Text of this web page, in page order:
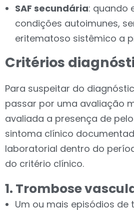
SAF secundária: quando
condições autoimunes,
eritematoso sistêmico a
Critérios
Para suspeitar do
passar por uma avaliação
avaliada a presença de
sintoma clínico
laboratorial dentro do
do critério clínico.
1. Trombose
Um ou mais episódios de